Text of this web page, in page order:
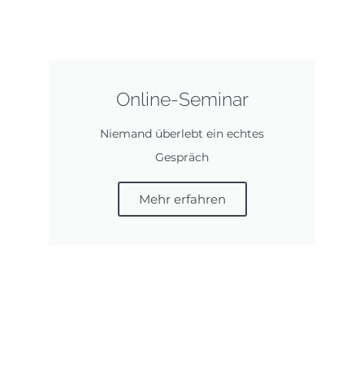
Online-Seminar
Niemand überlebt ein echtes
Gespräch
Mehr erfahren